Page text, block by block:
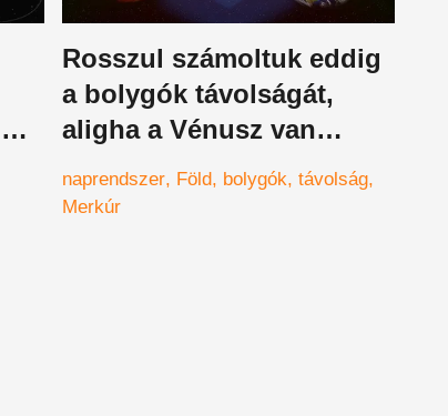
Rosszul számoltuk eddig
a bolygók távolságát,
aligha a Vénusz van
hozzánk a legközelebb
naprendszer Föld bolygók távolság
Merkúr